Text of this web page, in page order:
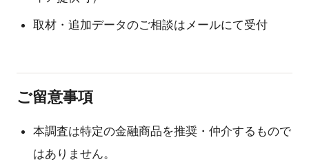
取材・追加データのご相談はメールにて受付
ご留意事項
本調査は特定の金融商品を推奨・仲介するもので
はありません。